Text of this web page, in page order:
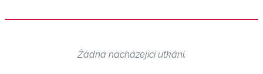
Žádná nacházející utkání.